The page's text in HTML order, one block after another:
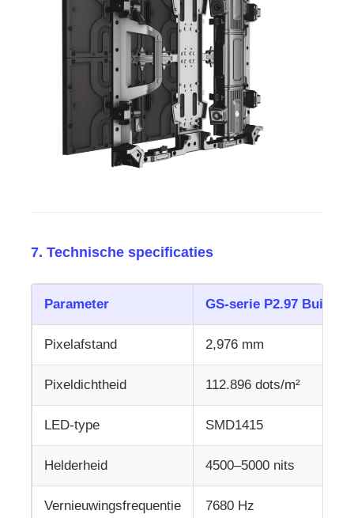
7. Technische specificaties
Parameter GS-serie P2.97 Buiten
Pixelafstand 2,976 mm
Pixeldichtheid 112.896 dots/m²
LED-type SMD1415
Helderheid 4500–5000 nits
Vernieuwingsfrequentie 7680 Hz